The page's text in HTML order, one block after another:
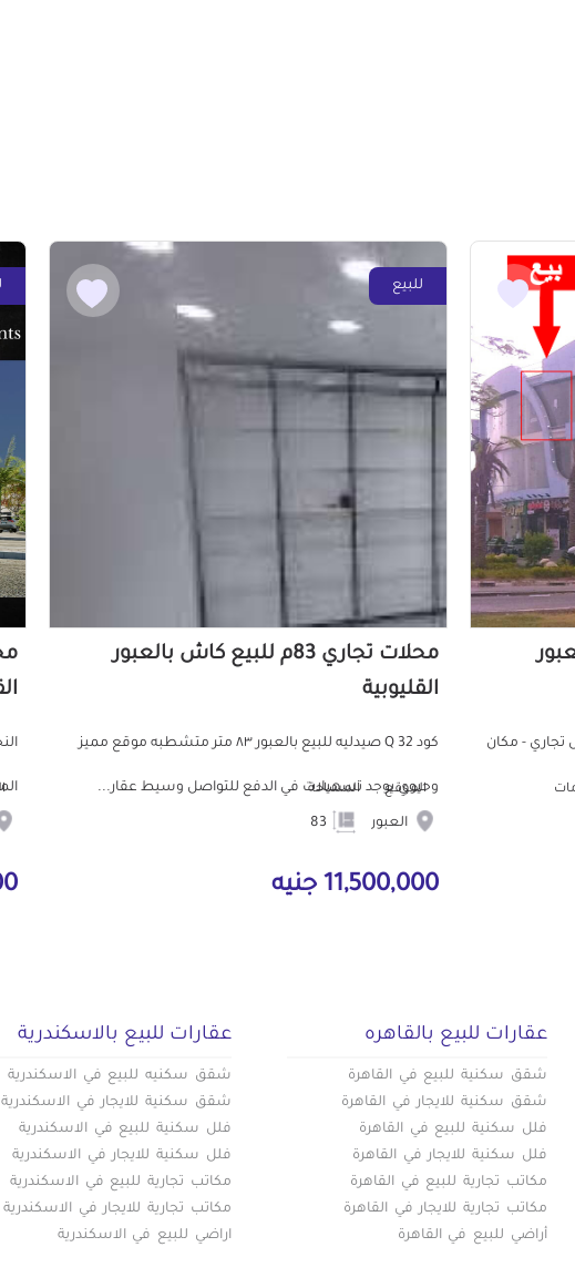
تجاري - مكان
للبيع
محلات تجاري 83م للبيع كاش بالعبور
القليوبية
كود Q 32 صيدليه للبيع بالعبور ٨٣ متر متشطبه موقع مميز
وحيوي يوجد تسهيلات في الدفع للتواصل وسيط عقار...
الموقع
العبور
المساحة
11,500,000 جنيه
عقارات للبيع بالقاهره
شقق سكنية للبيع في القاهرة
شقق سكنية للايجار في القاهرة
فلل سكنية للبيع في القاهرة
فلل سكنية للايجار في القاهرة
مكاتب تجارية للبيع في القاهرة
مكاتب تجارية للايجار في القاهرة
أراضي للبيع في القاهرة
عقارات للبيع بالاسكندرية
شقق سكنيه للبيع في الاسكندرية
شقق سكنية للايجار في الاسكندرية
فلل سكنية للبيع في الاسكندرية
فلل سكنية للايجار في الاسكندرية
مكاتب تجارية للبيع في الاسكندرية
مكاتب تجارية للايجار في الاسكندرية
اراضي للبيع في الاسكندرية